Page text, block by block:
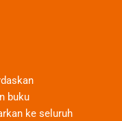
buku
ke seluruh